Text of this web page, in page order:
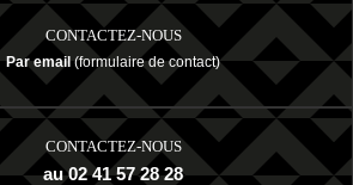
CONTACTEZ-NOUS
Par email(formulaire de contact)
CONTACTEZ-NOUS
au 02 41 57 28 28